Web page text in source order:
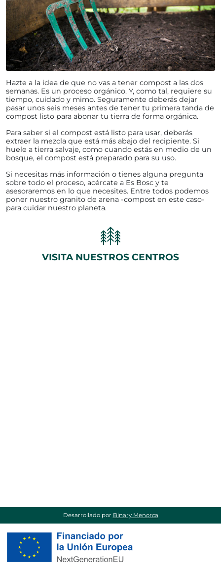
Hazte a la idea de que no vas a tener compost a las dos
semanas. Es un proceso orgánico. Y, como tal, requiere su
tiempo, cuidado y mimo. Seguramente deberás dejar
pasar unos seis meses antes de tener tu primera tanda de
compost listo para abonar tu tierra de forma orgánica.
Para saber si el compost está listo para usar, deberás
extraer la mezcla que está más abajo del recipiente. Si
huele a tierra salvaje, como cuando estás en medio de un
bosque, el compost está preparado para su uso.
Si necesitas más información o tienes alguna pregunta
sobre todo el proceso, acércate a Es Bosc y te
asesoraremos en lo que necesites. Entre todos podemos
poner nuestro granito de arena -compost en este caso-
para cuidar nuestro planeta.
VISITA NUESTROS CENTROS
Desarrollado por Binary Menorca